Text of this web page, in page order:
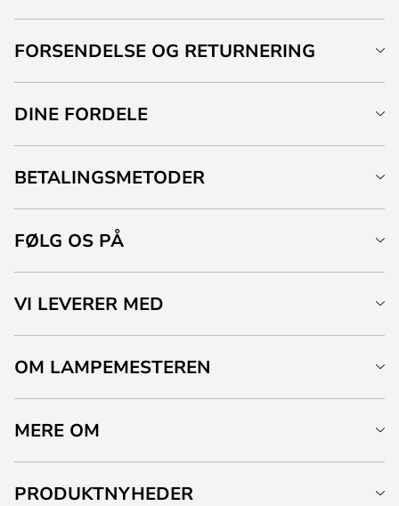
FORSENDELSE OG RETURNERING
DINE FORDELE
BETALINGSMETODER
FØLG OS PÅ
VI LEVERER MED
OM LAMPEMESTEREN
MERE OM
PRODUKTNYHEDER